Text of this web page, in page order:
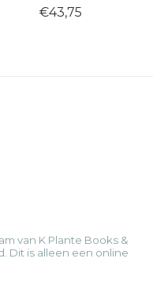
€43,75
van K Plante Books &
Dit is alleen een online